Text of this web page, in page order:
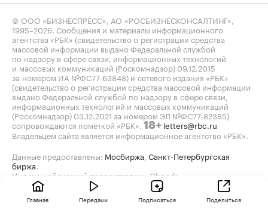
© ООО «БИЗНЕСПРЕСС», АО «РОСБИЗНЕСКОНСАЛТИНГ»,
1995–2026. Сообщения и материалы информационного
агентства «РБК» (свидетельство о регистрации средства
массовой информации выдано Федеральной службой
по надзору в сфере связи, информационных технологий
и массовых коммуникаций (Роскомнадзор) 09.12.2015
за номером ИА №ФС77-63848) и сетевого издания «РБК»
(свидетельство о регистрации средства массовой информации
выдано Федеральной службой по надзору в сфере связи,
информационных технологий и массовых коммуникаций
(Роскомнадзор) 03.12.2021 за номером ЭЛ №ФС77-82385)
сопровождаются пометкой «РБК». 18+ letters@rbc.ru
Владельцем сайта является информационное агентство «РБК».
Данные предоставлены: Мосбиржа, Санкт-Петербургская
биржа.
Индексы облигаций предоставлены Cbonds.
Главная Передачи Подписаться Поделиться